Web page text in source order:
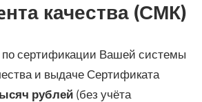
качества (СМК)
по сертификации Вашей системы
и выдаче Сертификата
рублей (без учёта